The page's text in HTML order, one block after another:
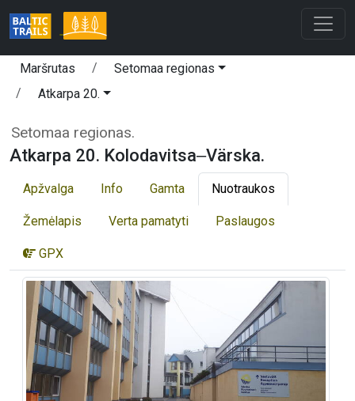
Maršrutas
Setomaa regionas
Atkarpa 20.
Setomaa regionas.
Atkarpa 20. Kolodavitsa‒Värska.
Apžvalga Info Gamta Nuotraukos
Žemėlapis Verta pamatyti Paslaugos
GPX